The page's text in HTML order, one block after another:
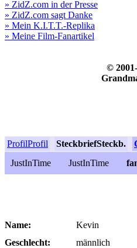
» ZidZ.com in der Presse
» ZidZ.com sagt Danke
» Mein K.I.T.T.-Replika
» Meine Film-Fanartikel
©
ProfilProfil SteckbriefSteckb.
JustInTime
JustInTime
Name:
Kevin
Geschlecht:
männlich